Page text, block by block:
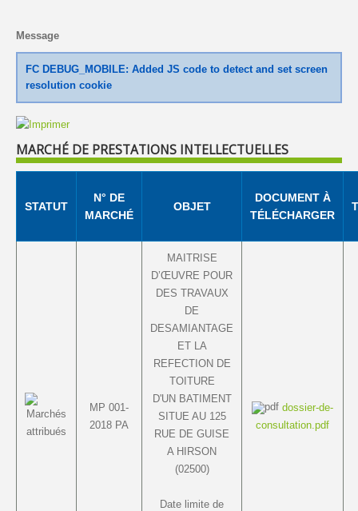
Message
FC DEBUG_MOBILE: Added JS code to detect and set screen
resolution cookie
MARCHÉ DE PRESTATIONS INTELLECTUELLES
STATUT
N° DE
MARCHÉ
OBJET
DOCUMENT À
TÉLÉCHARGER
MP 001-
2018 PA
MAITRISE
D’ŒUVRE POUR
DES TRAVAUX
DE
DESAMIANTAGE
ET LA
REFECTION DE
TOITURE
D'UN BATIMENT
SITUE AU 125
RUE DE GUISE
A HIRSON
(02500)
Date limite de
dossier-de-
consultation.pdf